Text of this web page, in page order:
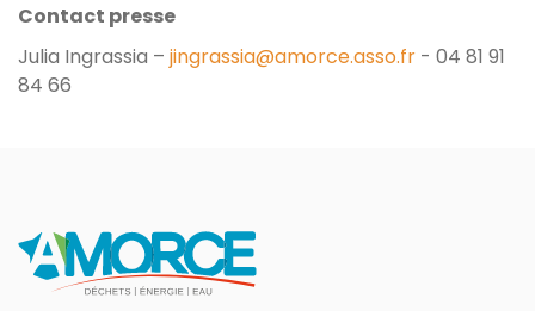
Contact presse
Julia Ingrassia – jingrassia@amorce.asso.fr - 04 81 91
84 66